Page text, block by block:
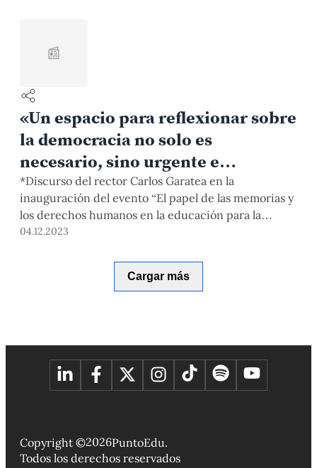
📰
«Un espacio para reflexionar sobre
la democracia no solo es
necesario, sino urgente e
imprescindible»
*Discurso del rector Carlos Garatea en la
inauguración del evento “El papel de las memorias y
los derechos humanos en la educación para la
democracia” en el marco del Simposio Permanente
ocurra en Lima ahora parece casi una obra de Dios
porque coincide con este momento de la […]
04.12.2023
Cargar más
Copyright ©2026PuntoEdu.
Todos los derechos reservados